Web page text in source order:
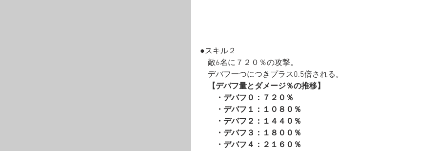
●スキル２
敵6名に７２０％の攻撃。
デバフ一つにつきプラス0.5倍される。
【デバフ量とダメージ％の推移】
・デバフ０：７２０％
・デバフ１：１０８０％
・デバフ２：１４４０％
・デバフ３：１８００％
・デバフ４：２１６０％